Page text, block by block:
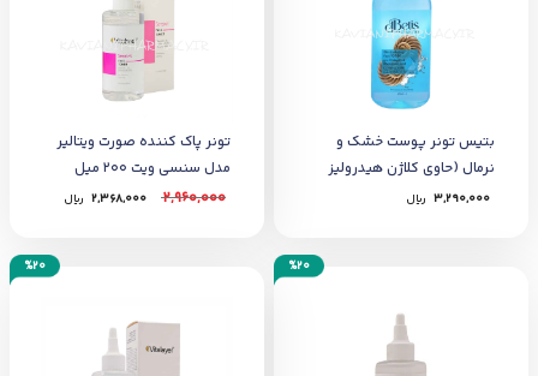
بتیس تونر پوست خشک و
نرمال (حاوی کلاژن هیدرولیز
شده حلزون )400میل
3,290,000 ﷼
تونر پاک کننده صورت ویتالیر
مدل سنسی ویت 200 میل
2,960,000
2,368,000 ﷼
%20
%20